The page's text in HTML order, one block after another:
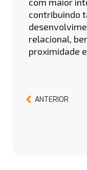
contribuindo
relacional,
proximidade
ANTERIOR